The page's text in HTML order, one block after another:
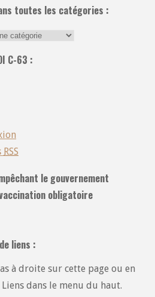
toutes les catégories :
C-63 :
RSS
le gouvernement
obligatoire
liens :
à droite sur cette page ou en
dans le menu du haut.